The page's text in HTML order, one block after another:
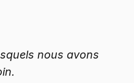
nous avons